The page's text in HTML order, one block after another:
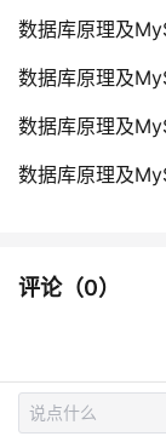
数据库原理及
数据库原理及
数据库原理及
数据库原理及
评论（0）